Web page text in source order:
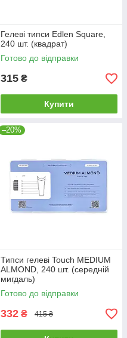
Гелеві типси Edlen Square,
240 шт. (квадрат)
Готово до відправки
315 ₴
Купити
–20%
Типси гелеві Touch MEDIUM
ALMOND, 240 шт. (середній
мигдаль)
Готово до відправки
332 ₴ 415 ₴